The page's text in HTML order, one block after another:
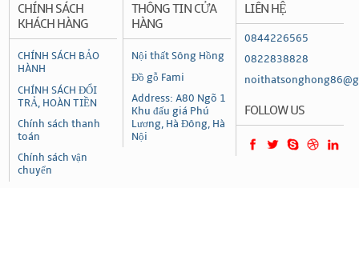
CHÍNH SÁCH
KHÁCH HÀNG
CHÍNH SÁCH BẢO
HÀNH
CHÍNH SÁCH ĐỔI
TRẢ, HOÀN TIỀN
Chính sách thanh
toán
Chính sách vận
chuyển
THÔNG TIN CỬA
HÀNG
Nội thất Sông Hồng
Đồ gỗ Fami
Address: A80 Ngõ 1
Khu đấu giá Phú
Lương, Hà Đông, Hà
Nội
LIÊN HỆ
0844226565
0822838828
FOLLOW US